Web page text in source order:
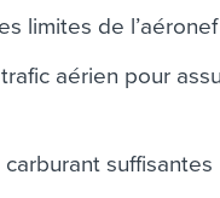
limites de l’aéronef
aérien pour
suffisantes